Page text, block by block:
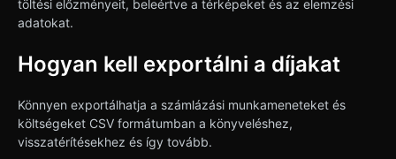
töltési előzményeit, beleértve a térképeket és az elemzési
adatokat.
Hogyan kell exportálni a díjakat
Könnyen exportálhatja a számlázási munkameneteket és
költségeket CSV formátumban a könyveléshez,
visszatérítésekhez és így tovább.